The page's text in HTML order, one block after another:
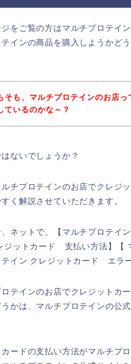
をご覧の方はマルチプロテイ
インの商品を購入しようかど
そも、マルチプロテインのお店
ているのかな～？
ないでしょうか？
チプロテインのお店でクレジ
く解説させていただきます。
、ネットで、【マルチプロテ
ジットカード 支払い方法】【
イン クレジットカード エラ
テインのお店でクレジットカ
かは、マルチプロテインの公
ードの支払い方法がマルチプ